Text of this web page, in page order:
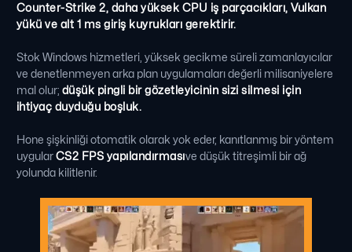
Counter-Strike 2, daha yüksek CPU iş parçacıkları, Vulkan
yükü ve alt 1 ms giriş kuyrukları gerektirir.
Stok Windows hizmetleri, yüksek gecikme süreli zamanlayıcılar
ve denetlenmeyen arka plan uygulamaları değerli milisaniyelere
mal olur; düşük pingli bir gözetleyicinin sizi silmesi için
ihtiyaç duyduğu boşluk.
Hone şişkinliği otomatik olarak yok eder, kanıtlanmış bir yöntem
uygularCS2 FPS yapılandırmasıve düşük titreşimli bir ağ
yolunda kilitlenir.